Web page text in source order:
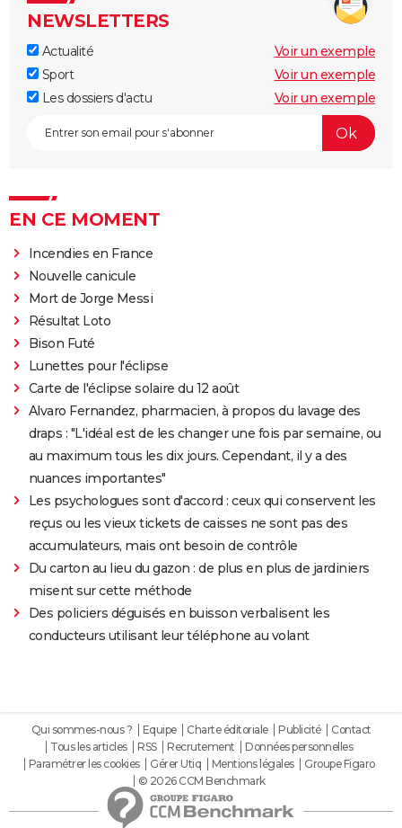
NEWSLETTERS
Actualité
Voir un exemple
Sport
Voir un exemple
Les dossiers d'actu
Voir un exemple
EN CE MOMENT
Incendies en France
Nouvelle canicule
Mort de Jorge Messi
Résultat Loto
Bison Futé
Lunettes pour l'éclipse
Carte de l'éclipse solaire du 12 août
Alvaro Fernandez, pharmacien, à propos du lavage des
draps : "L'idéal est de les changer une fois par semaine, ou
au maximum tous les dix jours. Cependant, il y a des
nuances importantes"
Les psychologues sont d'accord : ceux qui conservent les
reçus ou les vieux tickets de caisses ne sont pas des
accumulateurs, mais ont besoin de contrôle
Du carton au lieu du gazon : de plus en plus de jardiniers
misent sur cette méthode
Des policiers déguisés en buisson verbalisent les
conducteurs utilisant leur téléphone au volant
Qui sommes-nous ? Equipe Charte éditoriale Publicité
Contact
Tous les articles
RSS Recrutement
Données personnelles
Paramétrer les cookies
Gérer Utiq Mentions légales
Groupe Figaro
© 2026 CCM Benchmark